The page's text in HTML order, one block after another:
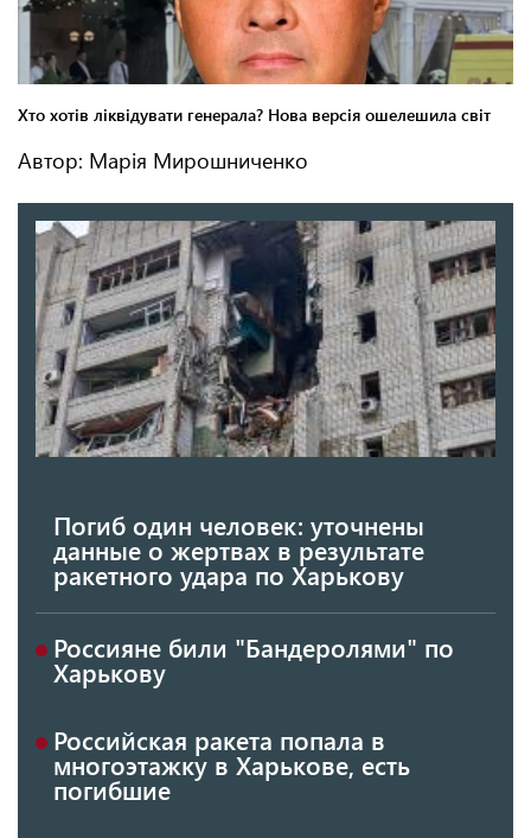
Автор: Марія Мирошниченко
Погиб один человек: уточнены
данные о жертвах в результате
ракетного удара по Харькову
Россияне били "Бандеролями" по
Харькову
Российская ракета попала в
многоэтажку в Харькове, есть
погибшие